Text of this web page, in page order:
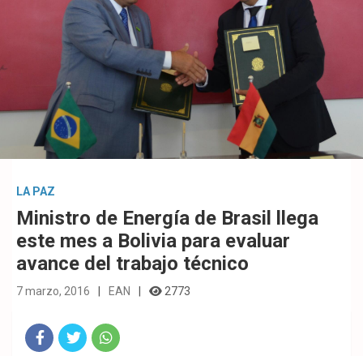
LA PAZ
Ministro de Energía de Brasil llega
este mes a Bolivia para evaluar
avance del trabajo técnico
7 marzo, 2016 EAN 2773